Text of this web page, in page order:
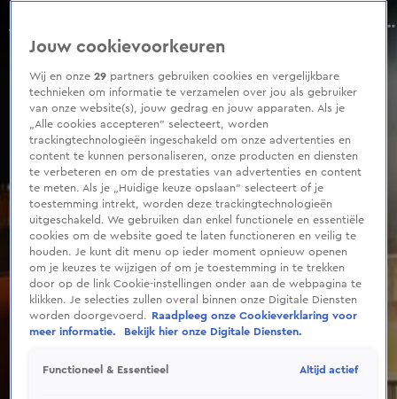
Grote woningbrand Stadskanaal, politie denkt aan brandstichting
Aflevering 19, Seizoen 2026
of
seconds
Jouw cookievoorkeuren
Wij en onze29 partners gebruiken cookies en vergelijkbare
technieken om informatie te verzamelen over jou als gebruiker
van onze website(s), jouw gedrag en jouw apparaten. Als je
„Alle cookies accepteren” selecteert, worden
trackingtechnologieën ingeschakeld om onze advertenties en
content te kunnen personaliseren, onze producten en diensten
te verbeteren en om de prestaties van advertenties en content
te meten. Als je „Huidige keuze opslaan” selecteert of je
toestemming intrekt, worden deze trackingtechnologieën
uitgeschakeld. We gebruiken dan enkel functionele en essentiële
cookies om de website goed te laten functioneren en veilig te
houden. Je kunt dit menu op ieder moment opnieuw openen
om je keuzes te wijzigen of om je toestemming in te trekken
door op de link Cookie-instellingen onder aan de webpagina te
klikken. Je selecties zullen overal binnen onze Digitale Diensten
worden doorgevoerd.
Raadpleeg onze Cookieverklaring voor
meer informatie.
Bekijk hier onze Digitale Diensten.
Functioneel & Essentieel Altijd actief